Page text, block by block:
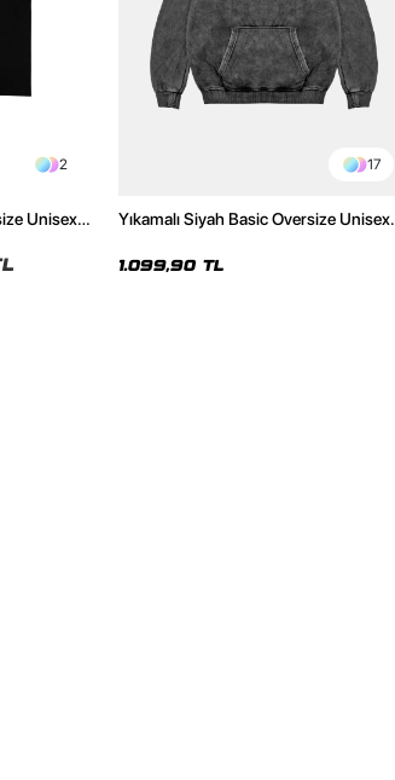
2
Unisex
17
Yıkamalı Siyah Basic Oversize Unisex
1.099,90 TL